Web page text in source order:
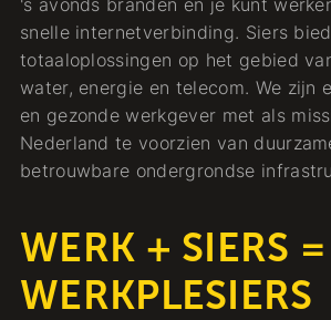
snelle internetverbinding. Siers
totaaloplossingen op het gebied
water, energie en telecom. We zijn
en gezonde werkgever met als
Nederland te voorzien van
betrouwbare ondergrondse
WERK + SIERS =
WERKPLESIERS